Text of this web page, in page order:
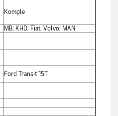
Komple
MB; KHD; Fiat; Volvo; MAN
Ford Transit 15T